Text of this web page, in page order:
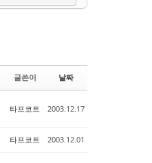
글쓴이 날짜
타프코트 2003.12.17
타프코트 2003.12.01